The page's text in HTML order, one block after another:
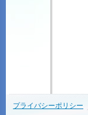
プライバシーポリシー